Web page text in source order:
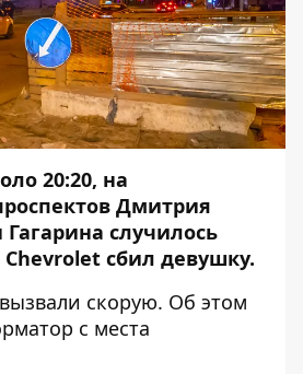
20:20, на
Дмитрия
случилось
сбил девушку.
скорую. Об этом
с места